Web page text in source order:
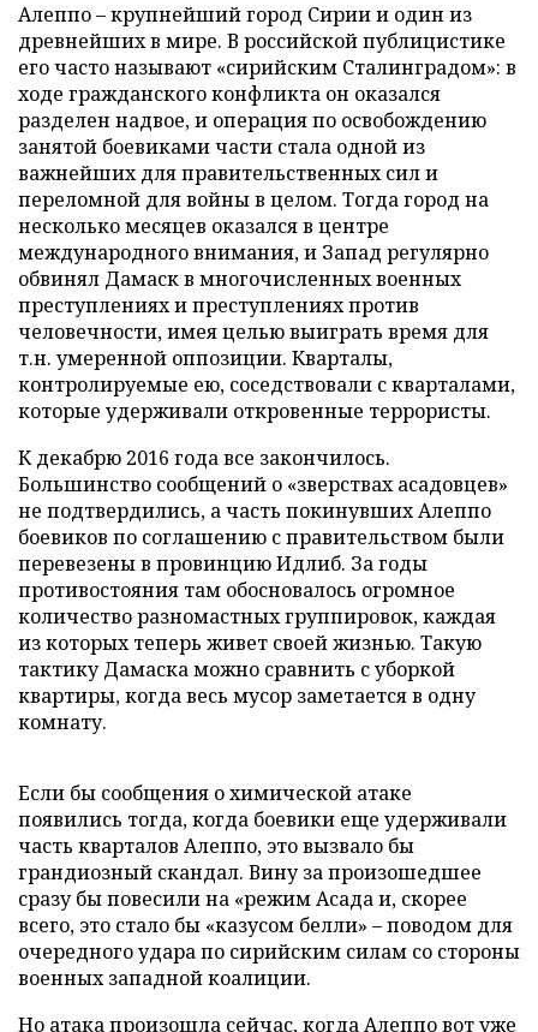
Алеппо – крупнейший город Сирии и один из
древнейших в мире. В российской публицистике
его часто называют «сирийским Сталинградом»: в
ходе гражданского конфликта он оказался
разделен надвое, и операция по освобождению
занятой боевиками части стала одной из
важнейших для правительственных сил и
переломной для войны в целом. Тогда город на
несколько месяцев оказался в центре
международного внимания, и Запад регулярно
обвинял Дамаск в многочисленных военных
преступлениях и преступлениях против
человечности, имея целью выиграть время для
т.н. умеренной оппозиции. Кварталы,
контролируемые ею, соседствовали с кварталами,
которые удерживали откровенные террористы.
К декабрю 2016 года все закончилось.
Большинство сообщений о «зверствах асадовцев»
не подтвердились, а часть покинувших Алеппо
боевиков по соглашению с правительством были
перевезены в провинцию Идлиб. За годы
противостояния там обосновалось огромное
количество разномастных группировок, каждая
из которых теперь живет своей жизнью. Такую
тактику Дамаска можно сравнить с уборкой
квартиры, когда весь мусор заметается в одну
комнату.
Если бы сообщения о химической атаке
появились тогда, когда боевики еще удерживали
часть кварталов Алеппо, это вызвало бы
грандиозный скандал. Вину за произошедшее
сразу бы повесили на «режим Асада и, скорее
всего, это стало бы «казусом белли» – поводом для
очередного удара по сирийским силам со стороны
военных западной коалиции.
Но атака произошла сейчас, когда Алеппо вот уже